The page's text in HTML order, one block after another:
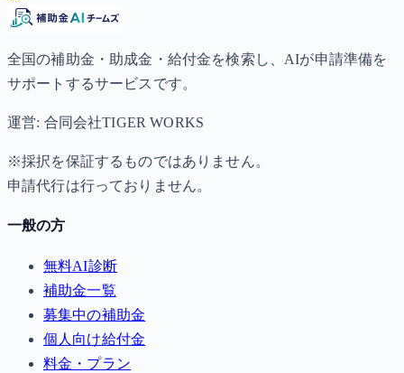
全国の補助金・助成金・給付金を検索し、AIが申請準備を
サポートするサービスです。
運営: 合同会社TIGER WORKS
※採択を保証するものではありません。
申請代行は行っておりません。
一般の方
無料AI診断
補助金一覧
募集中の補助金
個人向け給付金
料金・プラン